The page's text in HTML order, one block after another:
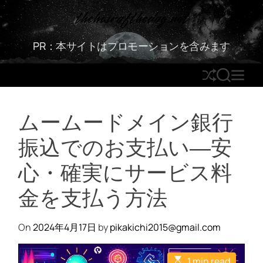
S
k
t
c
thehairofthedog.net
PR：本サイトはプロモーションを含みます
S
h
ff
l
S
E
R
C
H
M
E
U
ムームードメイン銀行
振込でのお支払い―安
心・確実にサービス料
金を支払う方法
On2024年4月17日 bypikakichi2015@gmail.com
E